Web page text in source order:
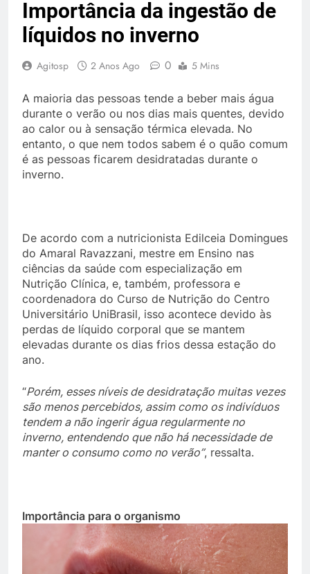
Importância da ingestão de
líquidos no inverno
Agitosp 2 Anos Ago 0 5 Mins
A maioria das pessoas tende a beber mais água
durante o verão ou nos dias mais quentes, devido
ao calor ou à sensação térmica elevada. No
entanto, o que nem todos sabem é o quão comum
é as pessoas ficarem desidratadas durante o
inverno.
De acordo com a nutricionista Edilceia Domingues
do Amaral Ravazzani, mestre em Ensino nas
ciências da saúde com especialização em
Nutrição Clínica, e, também, professora e
coordenadora do Curso de Nutrição do Centro
Universitário UniBrasil, isso acontece devido às
perdas de líquido corporal que se mantem
elevadas durante os dias frios dessa estação do
ano.
“Porém, esses níveis de desidratação muitas vezes
são menos percebidos, assim como os indivíduos
tendem a não ingerir água regularmente no
inverno, entendendo que não há necessidade de
manter o consumo como no verão”, ressalta.
Importância para o organismo